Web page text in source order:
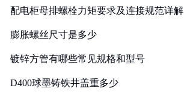
配电柜母排螺栓力矩要求及连接规范详解
膨胀螺丝尺寸是多少
镀锌方管有哪些常见规格和型号
D400球墨铸铁井盖重多少